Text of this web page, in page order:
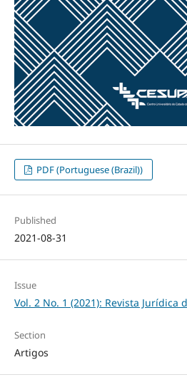
PDF (Portuguese (Brazil))
Published
2021-08-31
Issue
Vol. 2 No. 1 (2021): Revista Jurídica
Section
Artigos